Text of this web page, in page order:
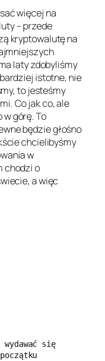
więcej na
– przede
kryptowalutę na
laty zdobyliśmy
istotne, nie
to jesteśmy
Co jak co, ale
w górę. To
będzie głośno
chcielibyśmy
w
chodzi o
a więc
wydawać się